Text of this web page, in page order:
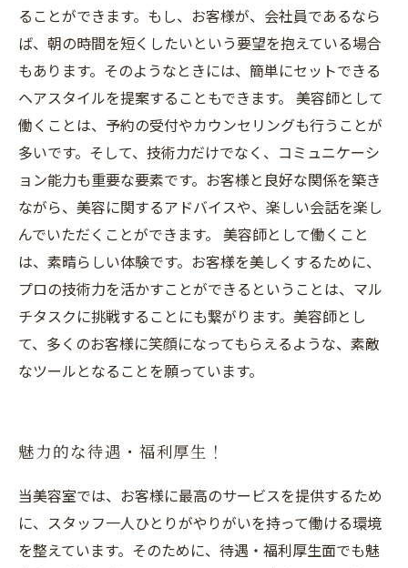
ることができます。もし、お客様が、会社員であるなら
ば、朝の時間を短くしたいという要望を抱えている場合
もあります。そのようなときには、簡単にセットできる
ヘアスタイルを提案することもできます。 美容師として
働くことは、予約の受付やカウンセリングも行うことが
多いです。そして、技術力だけでなく、コミュニケーシ
ョン能力も重要な要素です。お客様と良好な関係を築き
ながら、美容に関するアドバイスや、楽しい会話を楽し
んでいただくことができます。 美容師として働くこと
は、素晴らしい体験です。お客様を美しくするために、
プロの技術力を活かすことができるということは、マル
チタスクに挑戦することにも繋がります。美容師とし
て、多くのお客様に笑顔になってもらえるような、素敵
なツールとなることを願っています。
魅力的な待遇・福利厚生！
当美容室では、お客様に最高のサービスを提供するため
に、スタッフ一人ひとりがやりがいを持って働ける環境
を整えています。そのために、待遇・福利厚生面でも魅